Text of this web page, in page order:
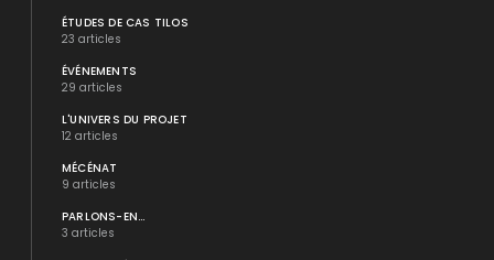
ÉTUDES DE CAS TILOS
23 articles
ÉVÉNEMENTS
29 articles
L'UNIVERS DU PROJET
12 articles
MÉCÉNAT
9 articles
PARLONS-EN...
3 articles